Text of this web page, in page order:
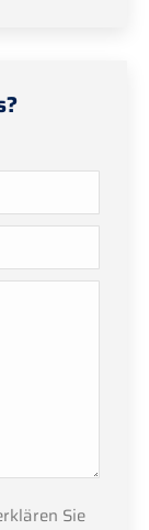
Sie